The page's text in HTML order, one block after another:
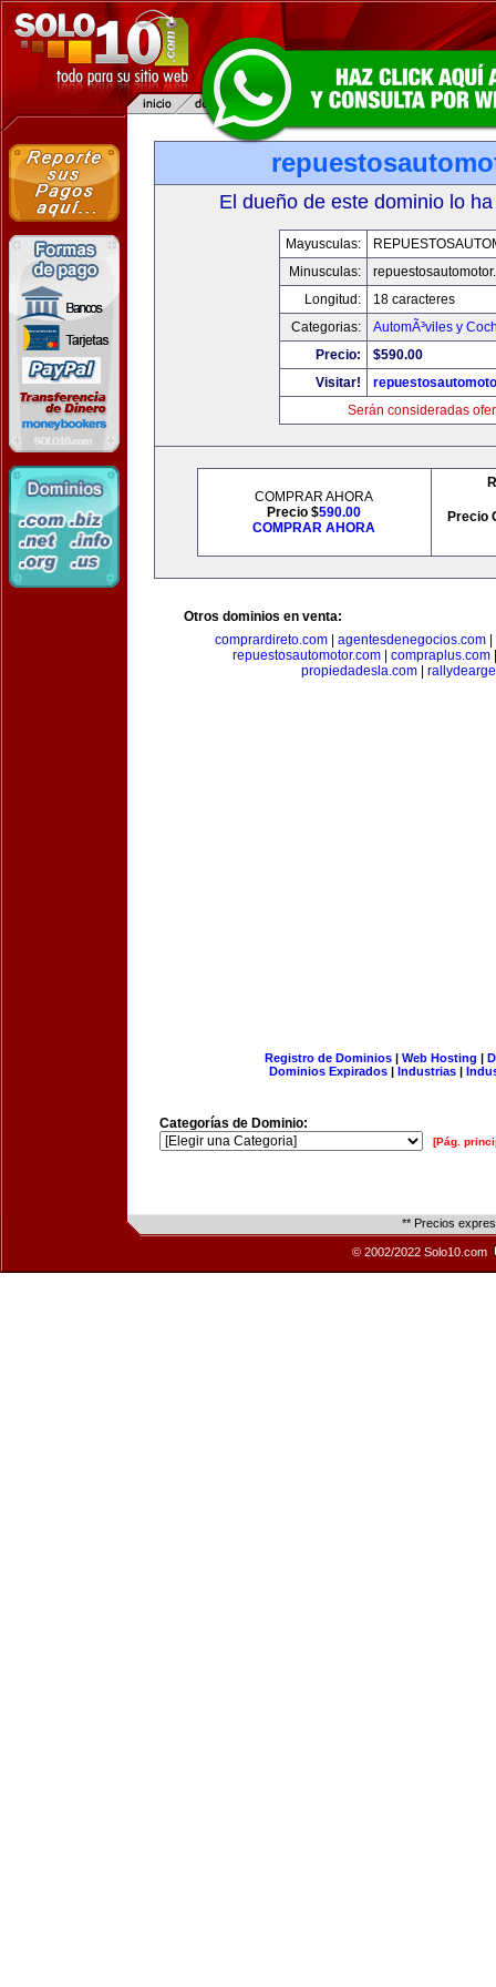
El dueño de este dominio lo
Mayusculas:
Minusculas:
Longitud:
18 caracteres
Categorias:
AutomÃ³viles y
Precio:
$590.00
Visitar!
Serán consideradas
COMPRAR AHORA
Precio $590.00
COMPRAR AHORA
Precio
Otros dominios en venta:
comprardireto.com| agentesdenegocios.com|
repuestosautomotor.com
compraplus.com
propiedadesla.com|
Registro de Dominios| Web Hosting |
Dominios Expirados | Industrias |
Categorías de Dominio:
[Pág.
** Precios
© 2002/2022 Solo10.com